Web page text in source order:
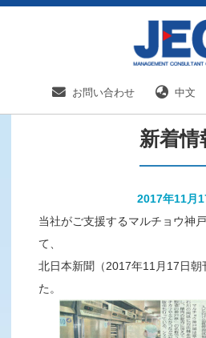
お問い合わせ 中文
新着情報／国内分野一覧 新着
新着情
2017年11月
当社がご支援するマルチョウ神
て、
北日本新聞（2017年11月17日朝
た。